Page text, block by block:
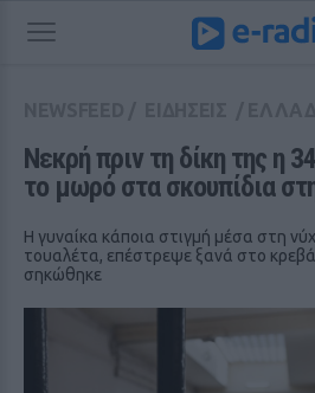
Νεκρή πριν τη δίκη της η
το μωρό στα σκουπίδια
Η γυναίκα κάποια στιγμή μέσα στη
τουαλέτα, επέστρεψε ξανά στο
σηκώθηκε